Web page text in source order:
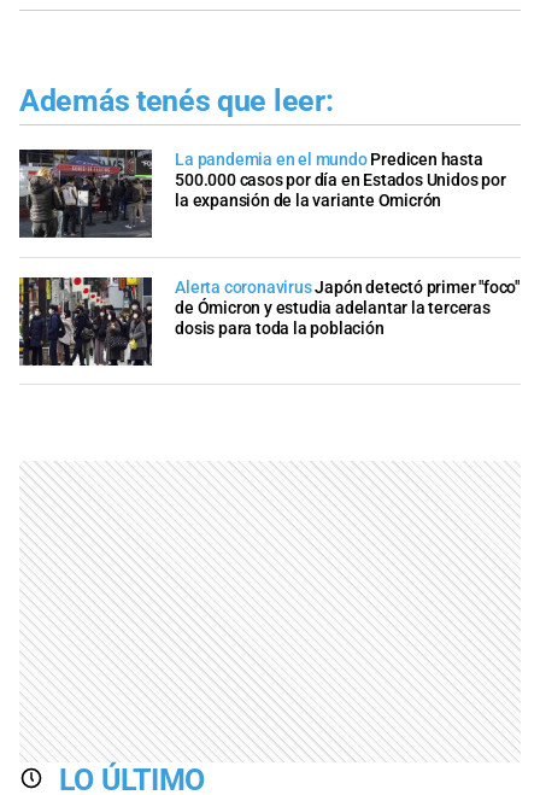
Además tenés que leer:
La pandemia en el mundo Predicen hasta
500.000 casos por día en Estados Unidos por
la expansión de la variante Omicrón
Alerta coronavirusJapón detectó primer "foco"
de Ómicron y estudia adelantar la terceras
dosis para toda la población
LO ÚLTIMO